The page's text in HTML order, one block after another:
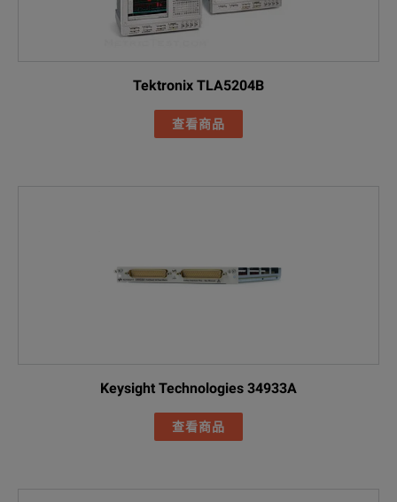
Tektronix TLA5204B
查看商品
Keysight Technologies 34933A
查看商品